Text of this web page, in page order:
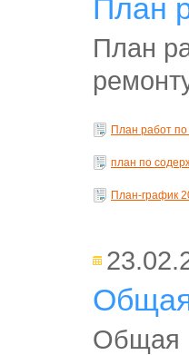
План
План
План работ
план по
План-график
Общая